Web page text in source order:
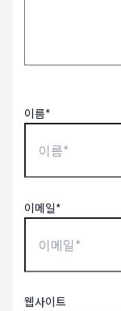
이름*
이메일*
웹사이트